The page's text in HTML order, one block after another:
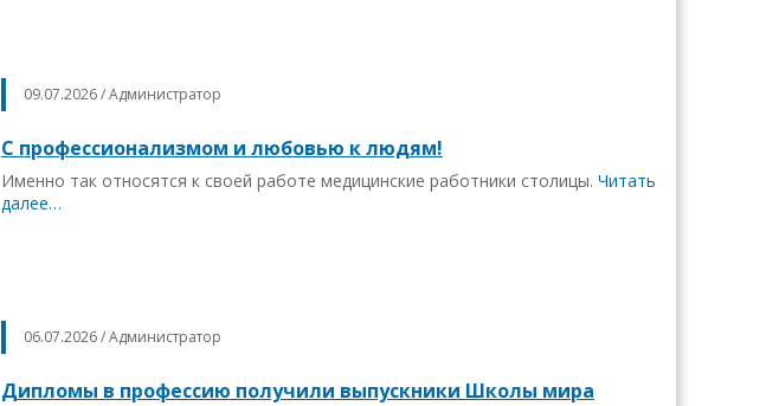
09.07.2026 / Администратор
С профессионализмом и любовью к людям!
Именно так относятся к своей работе медицинские работники столицы. Читать
далее…
06.07.2026 / Администратор
Дипломы в профессию получили выпускники Школы мира